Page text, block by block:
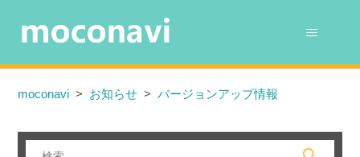
moconavi お知らせ バージョンアップ情報